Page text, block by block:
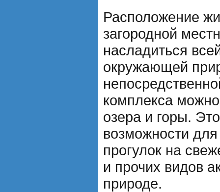
Расположение
загородной
насладиться
окружающей
комплекса
озера и горы.
возможности
прогулок на
и прочих видов
природе.